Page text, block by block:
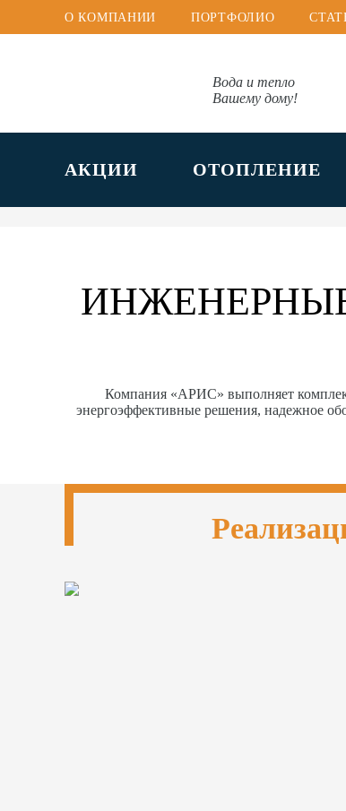
О КОМПАНИИ ПОРТФОЛИО
Вода и тепло
Вашему дому!
АКЦИИ ОТОПЛЕНИЕ
Компания «АРИС» выполняет
энергоэффективные решения, надежное